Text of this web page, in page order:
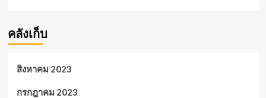
คลังเก็บ
สิงหาคม 2023
กรกฎาคม 2023